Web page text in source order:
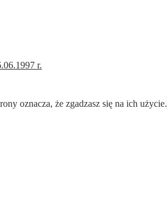
r.
oznacza, że zgadzasz się na ich użycie.